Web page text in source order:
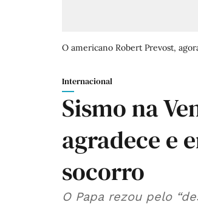
O americano Robert Prevost,
Internacional
Sismo na
agradece e
socorro
O Papa rezou pelo